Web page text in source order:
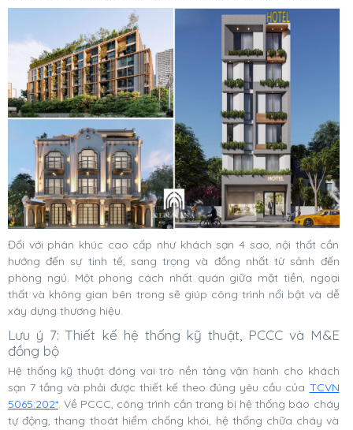
Đối với phân khúc cao cấp như khách sạn 4 sao, nội thất cần
hướng đến sự tinh tế, sang trọng và đồng nhất từ sảnh đến
phòng ngủ. Một phong cách nhất quán giữa mặt tiền, ngoại
thất và không gian bên trong sẽ giúp công trình nổi bật và dễ
xây dựng thương hiệu.
Lưu ý 7: Thiết kế hệ thống kỹ thuật, PCCC và M&E
đồng bộ
Hệ thống kỹ thuật đóng vai trò nền tảng vận hành cho khách
sạn 7 tầng và phải được thiết kế theo đúng yêu cầu của TCVN
5065:202*. Về PCCC, công trình cần trang bị hệ thống báo cháy
tự động, thang thoát hiểm chống khói, hệ thống chữa cháy và